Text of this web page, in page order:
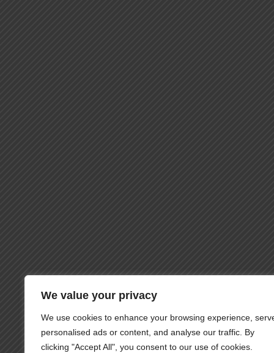
We value your privacy
We use cookies to enhance your browsing experience,
personalised ads or content, and analyse our traffic. By
clicking "Accept All", you consent to our use of cookies.